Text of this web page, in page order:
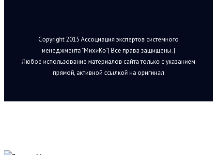
Copyright 2015 Ассоциация экспертов системного
менеджмента "МихиКо"| Все права защищены. |
Любое использование материалов сайта только с указанием
прямой, активной ссылкой на оригинал